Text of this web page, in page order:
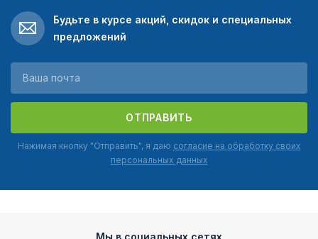
Будьте в курсе акций, скидок и специальных
предложений
ОТПРАВИТЬ
Нажимая кнопку "Отправить", я даю согласие на обработку своих
персональных данных
Мы в социальных сетях